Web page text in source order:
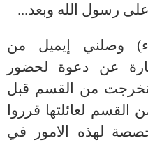
على رسول الله وبعد...
وصلني إيميل من
عن دعوة لحضور
تخرجت من القسم قبل
لعائلتها قرروا
لهذه الامور في